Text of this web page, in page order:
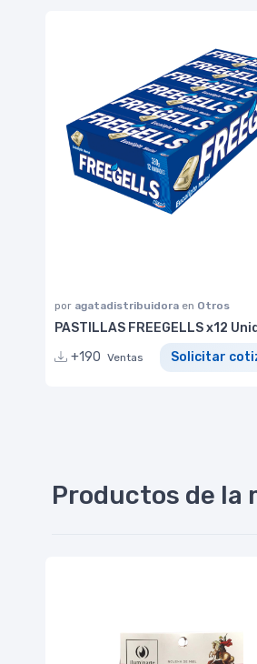
por agatadistribuidora en Otros
PASTILLAS FREEGELLS x12
+190 Ventas Solicitar
Productos de la